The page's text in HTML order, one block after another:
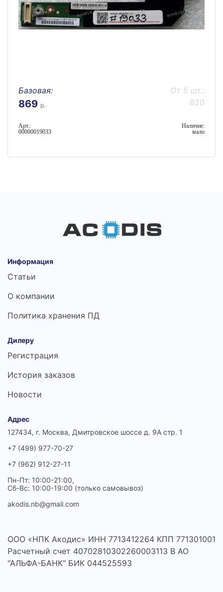
Базовая:
869 р.
От 5 шт.:
820
Арт.:
00000019033
Наличие:
мало
Информация
Статьи
О компании
Политика хранения ПД
Дилеру
Регистрация
История заказов
Новости
Адрес
127434, г. Москва, Дмитровское шоссе д. 9А стр. 1
+7 (499) 977-70-27
+7 (962) 912-27-11
Пн-Пт: 10:00-21:00,
Сб-Вс: 10:00-19:00 (только самовывоз)
akodis.nb@gmail.com
ООО «НПК Акодис» ИНН 7713412264 КПП 771301001
Расчетный счет 40702810302260003113 В АО
"АЛЬФА-БАНК" БИК 044525593